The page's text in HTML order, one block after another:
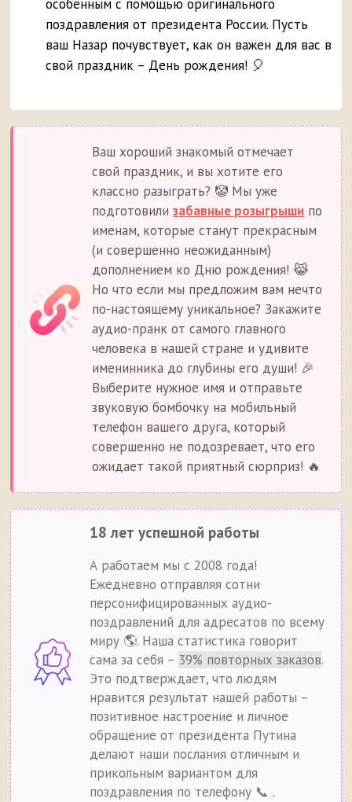
особенным с помощью оригинального
поздравления от президента России. Пусть
ваш Назар почувствует, как он важен для вас в
свой праздник – День рождения! 🎈
Ваш хороший знакомый отмечает
свой праздник, и вы хотите его
классно разыграть? 🤡 Мы уже
подготовилизабавные розыгрыши по
именам, которые станут прекрасным
(и совершенно неожиданным)
дополнением ко Дню рождения! 😹
Но что если мы предложим вам нечто
по-настоящему уникальное? Закажите
аудио-пранк от самого главного
человека в нашей стране и удивите
именинника до глубины его души! 🎉
Выберите нужное имя и отправьте
звуковую бомбочку на мобильный
телефон вашего друга, который
совершенно не подозревает, что его
ожидает такой приятный сюрприз! 🔥
18 лет успешной работы
А работаем мы с 2008 года!
Ежедневно отправляя сотни
персонифицированных аудио-
поздравлений для адресатов по всему
миру 🌎. Наша статистика говорит
сама за себя – 39% повторных заказов.
Это подтверждает, что людям
нравится результат нашей работы –
позитивное настроение и личное
обращение от президента Путина
делают наши послания отличным и
прикольным вариантом для
поздравления по телефону 📞 .